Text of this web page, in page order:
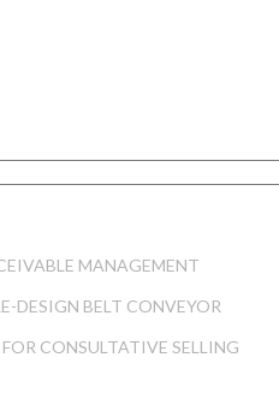
MANAGEMENT
DESIGN BELT CONVEYOR
CONSULTATIVE SELLING